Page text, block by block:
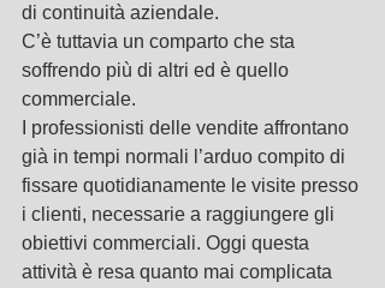
di continuità aziendale.
C’è tuttavia un comparto che sta
soffrendo più di altri ed è quello
commerciale.
I professionisti delle vendite affrontano
già in tempi normali l’arduo compito di
fissare quotidianamente le visite presso
i clienti, necessarie a raggiungere gli
obiettivi commerciali. Oggi questa
attività è resa quanto mai complicata